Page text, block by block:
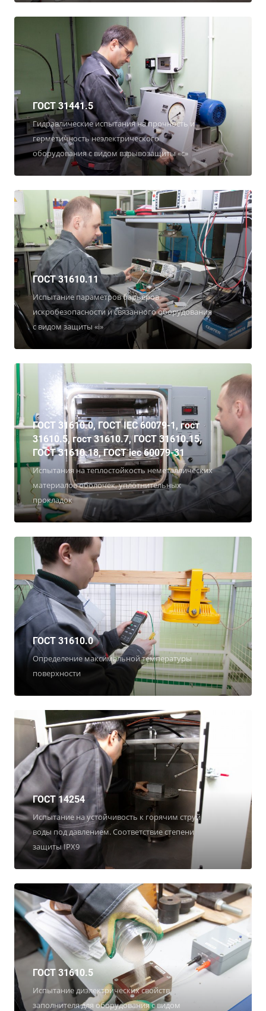
ГОСТ 31441.5
Гидравлические испытания на прочность и
герметичность неэлектрического
оборудования с видом взрывозащиты «с»
ГОСТ 31610.11
Испытание параметров барьеров
искробезопасности и связанного оборудования
с видом защиты «i»
ГОСТ 31610.0, ГОСТ IEC 60079-1, гост
31610.5, гост 31610.7, ГОСТ 31610.15,
ГОСТ 31610.18, ГОСТ iec 60079-31
Испытания на теплостойкость неметаллических
материалов оболочек, уплотнительных
прокладок
ГОСТ 31610.0
Определение максимальной температуры
поверхности
ГОСТ 14254
Испытание на устойчивость к горячим струй
воды под давлением. Соответствие степени
защиты IPX9
ГОСТ 31610.5
Испытание диэлектрических свойств
заполнителя для оборудования с видом